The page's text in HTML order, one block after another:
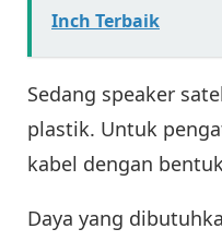
Inch Terbaik
Sedang speaker
plastik. Untuk
kabel dengan
Daya yang